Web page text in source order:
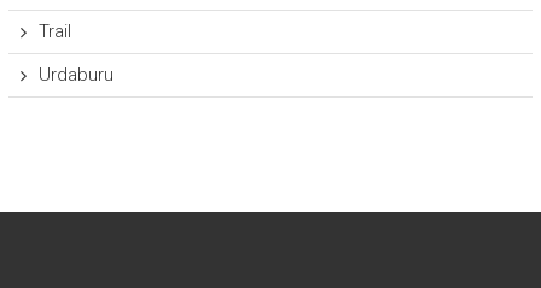
Trail
Urdaburu